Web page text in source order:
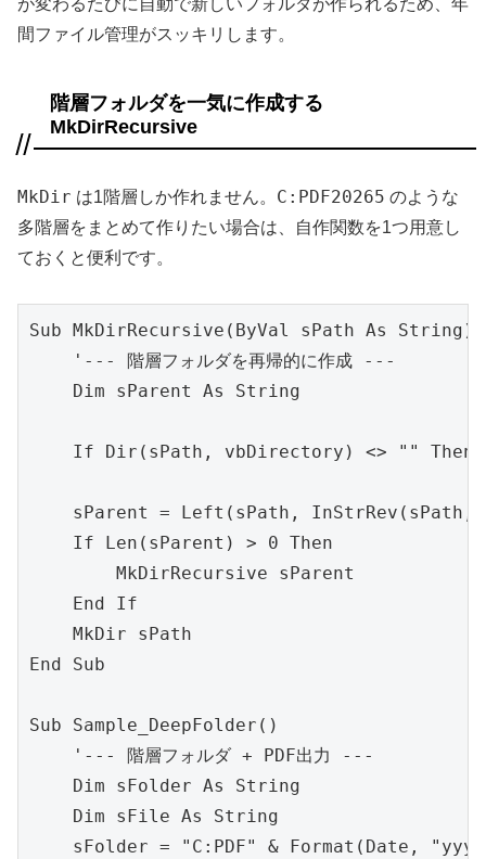
間ファイル管理がスッキリします。
階層フォルダを一気に作成する
MkDirRecursive
MkDir は1階層しか作れません。 C:PDF20265 のような
多階層をまとめて作りたい場合は、自作関数を1つ用意し
ておくと便利です。
Sub MkDirRecursive(ByVal sPath As String)
    '--- 階層フォルダを再帰的に作成 ---
    Dim sParent As String
If Dir(sPath, vbDirectory) <> "" Then
sParent = Left(sPath, InStrRev(sPath,
    If Len(sParent) > 0 Then
        MkDirRecursive sParent
    End If
    MkDir sPath
End Sub
Sub Sample_DeepFolder()
    '--- 階層フォルダ + PDF出力 ---
    Dim sFolder As String
    Dim sFile As String
sFolder = "C:PDF" & Format(Date,